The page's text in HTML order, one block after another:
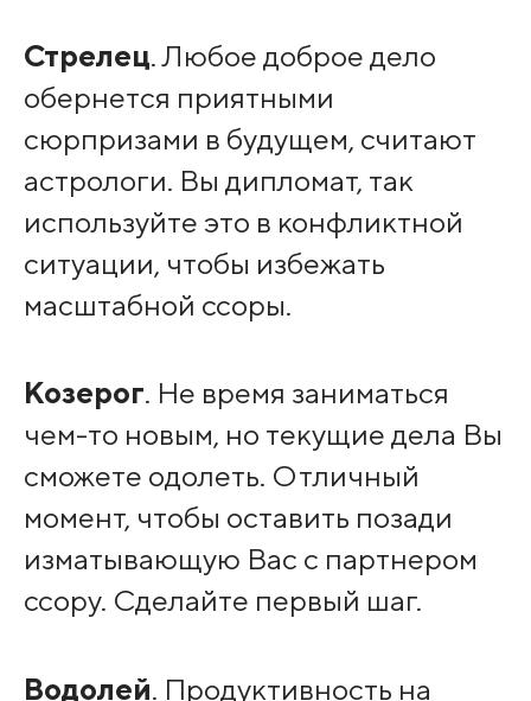
Стрелец. Любое доброе дело
обернется приятными
сюрпризами в будущем, считают
астрологи. Вы дипломат, так
используйте это в конфликтной
ситуации, чтобы избежать
масштабной ссоры.
Козерог. Не время заниматься
чем-то новым, но текущие дела Вы
сможете одолеть. Отличный
момент, чтобы оставить позади
изматывающую Вас с партнером
ссору. Сделайте первый шаг.
Водолей. Продуктивность на